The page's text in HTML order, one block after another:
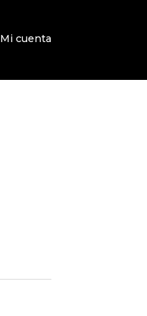
Mi cuenta